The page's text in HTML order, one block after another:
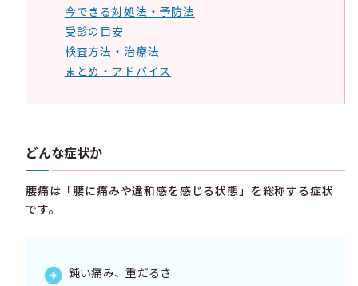
今できる対処法・予防法
受診の目安
検査方法・治療法
まとめ・アドバイス
どんな症状か
腰痛は「腰に痛みや違和感を感じる状態」を総称する症状
です。
鈍い痛み、重だるさ